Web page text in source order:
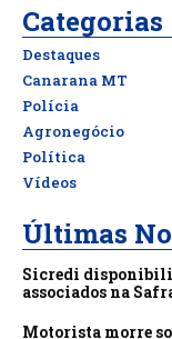
Categorias
Destaques
Canarana MT
Polícia
Agronegócio
Política
Vídeos
Últimas
Sicredi
associados na
Motorista morre